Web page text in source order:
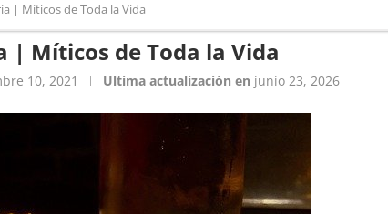
| Míticos de Toda la Vida
| Míticos de Toda la Vida
10, 2021 Ultima actualización en junio 23, 2026